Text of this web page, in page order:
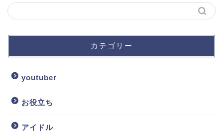
カテゴリー
youtuber
お役立ち
アイドル